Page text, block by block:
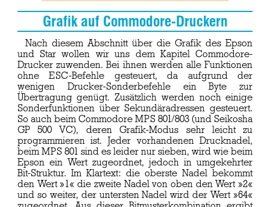
Grafik auf Commodore-Druckern
Nach diesem Abschnitt über die Grafik des Epson
und Star wollen wir uns dem Kapitel Commodore-
Drucker zuwenden. Bei ihnen werden alle Funktionen
ohne ESC-Befehle gesteuert, da aufgrund der
wenigen Drucker-Sonderbefehle ein Byte zur
Übertragung genügt. Zusätzlich werden noch einige
Sonderfunktionen über Sekundäradressen gesteuert.
So auch beim Commodore MPS 801/803 (und Seikosha
GP 500 VC), deren Grafik-Modus sehr leicht zu
programmieren ist. Jeder vorhandenen Drucknadel,
beim MPS 801 sind es leider nur sieben, wird wie beim
Epson ein Wert zugeordnet, jedoch in umgekehrter
Bit-Struktur. Im Klartext: die oberste Nadel bekommt
den Wert »1« die zweite Nadel von oben den Wert »2«
und so weiter, der untersten Nadel wird der Wert »64«